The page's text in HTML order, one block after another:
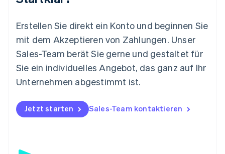
Erstellen Sie direkt ein Konto und beginnen Sie
mit dem Akzeptieren von Zahlungen. Unser
Sales-Team berät Sie gerne und gestaltet für
Sie ein individuelles Angebot, das ganz auf Ihr
Unternehmen abgestimmt ist.
Jetzt starten Sales-Team kontaktieren
English
Niederlande
Nederlands English
Norwegen
English
Österreich
Polen
English
Portugal